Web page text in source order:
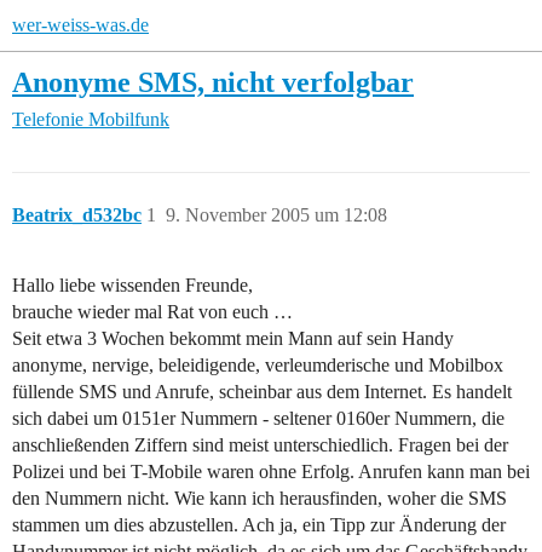
wer-weiss-was.de
Anonyme SMS, nicht verfolgbar
Telefonie Mobilfunk
Beatrix_d532bc 9. November 2005 um 12:08
1
Hallo liebe wissenden Freunde,
brauche wieder mal Rat von euch …
Seit etwa 3 Wochen bekommt mein Mann auf sein Handy
anonyme, nervige, beleidigende, verleumderische und Mobilbox
füllende SMS und Anrufe, scheinbar aus dem Internet. Es handelt
sich dabei um 0151er Nummern - seltener 0160er Nummern, die
anschließenden Ziffern sind meist unterschiedlich. Fragen bei der
Polizei und bei T-Mobile waren ohne Erfolg. Anrufen kann man bei
den Nummern nicht. Wie kann ich herausfinden, woher die SMS
stammen um dies abzustellen. Ach ja, ein Tipp zur Änderung der